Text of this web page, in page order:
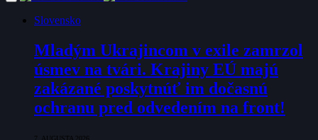
Slovensko
Mladým Ukrajincom v exile zamrzol
úsmev na tvári. Krajiny EÚ majú
zakázané poskytnúť im dočasnú
ochranu pred odvedením na front!